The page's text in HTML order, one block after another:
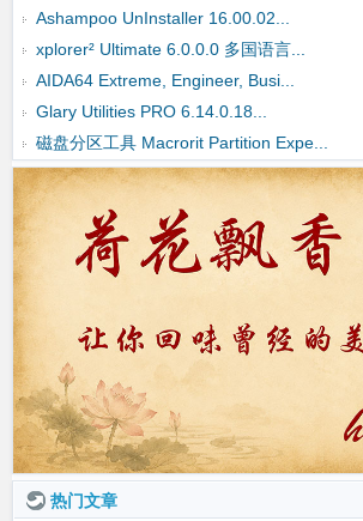
Ashampoo UnInstaller 16.00.02...
xplorer² Ultimate 6.0.0.0 多国语言...
AIDA64 Extreme, Engineer, Busi...
Glary Utilities PRO 6.14.0.18...
磁盘分区工具 Macrorit Partition Expe...
热门文章